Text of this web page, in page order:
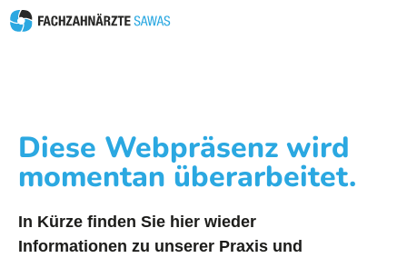
Diese Webpräsenz wird
momentan überarbeitet.
In Kürze finden Sie hier wieder
Informationen zu unserer Praxis und